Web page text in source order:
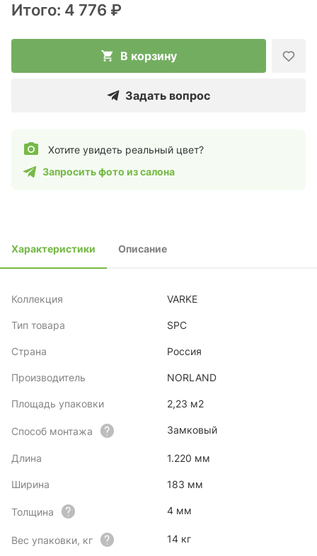
Итого: 4 776 ₽
В корзину
Задать вопрос
Хотите увидеть реальный цвет?
Запросить фото из салона
Характеристики Описание
Коллекция VARKE
Тип товара SPC
Страна Россия
Производитель NORLAND
Площадь упаковки 2,23 м2
Способ монтажа Замковый
Длина 1.220 мм
Ширина 183 мм
Толщина 4 мм
Вес упаковки, кг 14 кг